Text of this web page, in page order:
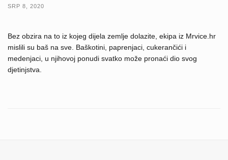
SRP 8, 2020
Bez obzira na to iz kojeg dijela zemlje dolazite, ekipa iz Mrvice.hr
mislili su baš na sve. Baškotini, paprenjaci, cukerančići i
medenjaci, u njihovoj ponudi svatko može pronaći dio svog
djetinjstva.